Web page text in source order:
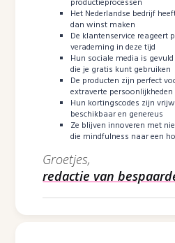
Het Nederlandse bedrijf
dan winst maken
De klantenservice reageert
verademing in deze tijd
Hun sociale media is
die je gratis kunt gebruiken
De producten zijn perfect
extraverte persoonlijkheden
Hun kortingscodes zijn
beschikbaar en genereus
Ze blijven innoveren met
die mindfulness naar een
Groetjes,
redactie van